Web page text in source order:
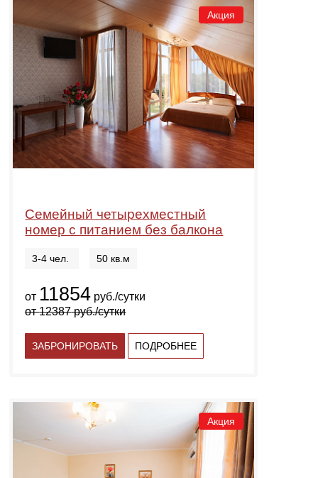
Акция
Семейный четырехместный
номер с питанием без балкона
3-4 чел. 50 кв.м
от 11854 руб./сутки
от12387руб./сутки
ЗАБРОНИРОВАТЬ ПОДРОБНЕЕ
Акция